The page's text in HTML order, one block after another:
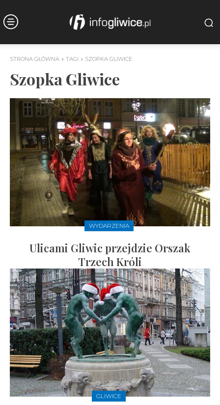
STRONA GŁÓWNA TAGI SZOPKA GLIWICE
Szopka Gliwice
WYDARZENIA
Ulicami Gliwic przejdzie Orszak
Trzech Króli
GLIWICE